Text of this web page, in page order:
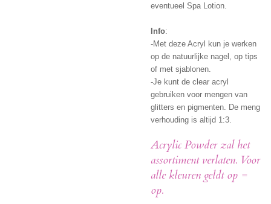
eventueel Spa Lotion.
Info:
-Met deze Acryl kun je werken
op de natuurlijke nagel, op tips
of met sjablonen.
-Je kunt de clear acryl
gebruiken voor mengen van
glitters en pigmenten. De meng
verhouding is altijd 1:3.
Acrylic Powder zal het
assortiment verlaten. Voor
alle kleuren geldt op =
op.